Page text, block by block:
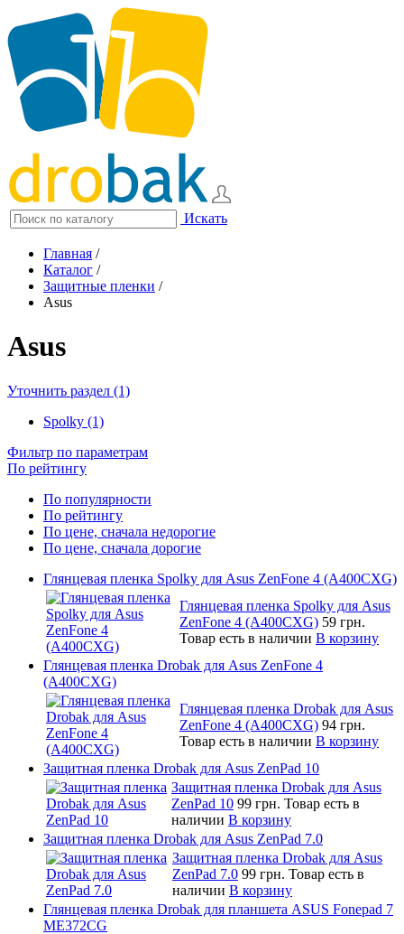
Искать
Главная /
Каталог /
Защитные пленки /
Asus
Asus
Уточнить раздел (1)
Spolky (1)
Фильтр по параметрам
По рейтингу
По популярности
По рейтингу
По цене, сначала недорогие
По цене, сначала дорогие
Глянцевая пленка Spolky для Asus ZenFone 4 (A400CXG)
Глянцевая пленка Spolky для Asus
ZenFone 4 (A400CXG) 59 грн.
Товар есть в наличии В корзину
Глянцевая пленка Drobak для Asus ZenFone 4
(A400CXG)
Глянцевая пленка Drobak для Asus
ZenFone 4 (A400CXG) 94 грн.
Товар есть в наличии В корзину
Защитная пленка Drobak для Asus ZenPad 10
Защитная пленка Drobak для Asus
ZenPad 10 99 грн. Товар есть в
наличии В корзину
Защитная пленка Drobak для Asus ZenPad 7.0
Защитная пленка Drobak для Asus
ZenPad 7.0 99 грн. Товар есть в
наличии В корзину
Глянцевая пленка Drobak для планшета ASUS Fonepad 7
ME372CG